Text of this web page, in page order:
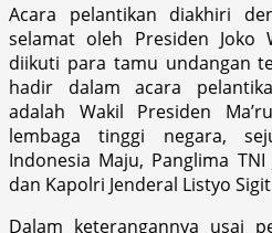
Acara pelantikan diakhiri
selamat oleh Presiden Joko
diikuti para tamu undangan
hadir dalam acara
adalah Wakil Presiden
lembaga tinggi negara,
Indonesia Maju, Panglima
dan Kapolri Jenderal Listyo
Dalam keterangannya usai